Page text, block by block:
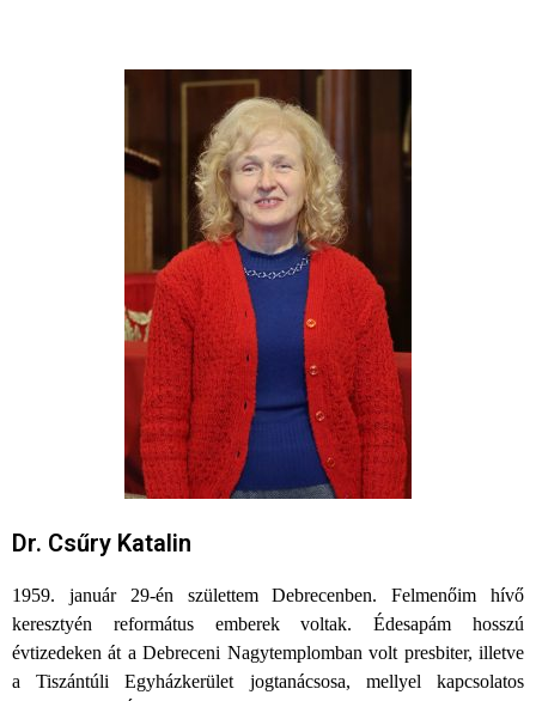
Dr. Csűry Katalin
1959. január 29-én születtem Debrecenben. Felmenőim hívő
keresztyén református emberek voltak. Édesapám hosszú
évtizedeken át a Debreceni Nagytemplomban volt presbiter, illetve
a Tiszántúli Egyházkerület jogtanácsosa, mellyel kapcsolatos